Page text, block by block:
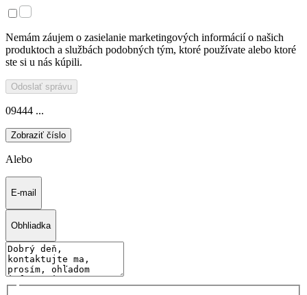
Nemám záujem o zasielanie marketingových informácií o našich
produktoch a službách podobných tým, ktoré používate alebo ktoré
ste si u nás kúpili.
Odoslať správu
09444 ...
Zobraziť číslo
Alebo
E-mail
Obhliadka